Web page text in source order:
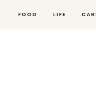
FOOD LIFE